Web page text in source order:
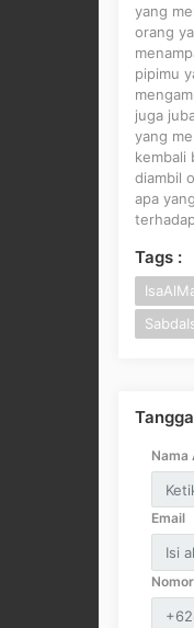
yang
orang
pipimu
juga
yang
kembali
diambil
apa
Tags :
Nama
Email